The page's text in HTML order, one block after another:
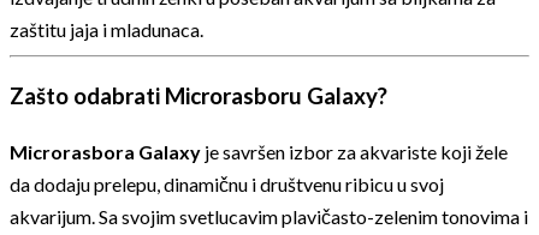
zaštitu jaja i mladunaca.
Zašto odabrati Microrasboru Galaxy?
Microrasbora Galaxy je savršen izbor za akvariste koji žele
da dodaju prelepu, dinamičnu i društvenu ribicu u svoj
akvarijum. Sa svojim svetlucavim plavičasto-zelenim tonovima i